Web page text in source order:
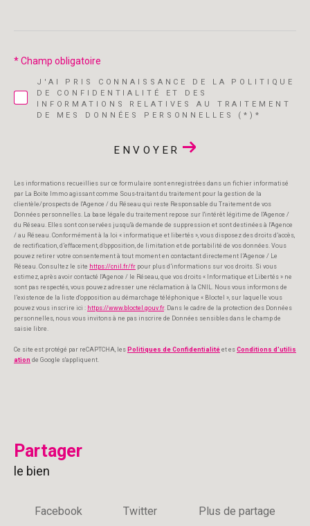
J'AI PRIS CONNAISSANCE DE LA POLITIQUE
DE CONFIDENTIALITÉ ET DES
INFORMATIONS RELATIVES AU TRAITEMENT
DE MES DONNÉES PERSONNELLES (*)*
* Champ obligatoire
ENVOYER
Les informations recueillies sur ce formulaire sont enregistrées dans un fichier informatisé
par La Boite Immo agissant comme Sous-traitant du traitement pour la gestion de la
clientèle/prospects de l'Agence / du Réseau qui reste Responsable du Traitement de vos
Données personnelles. La base légale du traitement repose sur l'intérêt légitime de l'Agence /
du Réseau. Elles sont conservées jusqu'à demande de suppression et sont destinées à l'Agence
/ au Réseau. Conformément à la loi « informatique et libertés », vous disposez des droits d’accès,
de rectification, d’effacement, d’opposition, de limitation et de portabilité de vos données. Vous
pouvez retirer votre consentement à tout moment en contactant directement l’Agence / Le
Réseau. Consultez le site https://cnil.fr/fr pour plus d’informations sur vos droits. Si vous
estimez, après avoir contacté l'Agence / le Réseau, que vos droits « Informatique et Libertés » ne
sont pas respectés, vous pouvez adresser une réclamation à la CNIL. Nous vous informons de
l’existence de la liste d'opposition au démarchage téléphonique « Bloctel », sur laquelle vous
pouvez vous inscrire ici : https://www.bloctel.gouv.fr. Dans le cadre de la protection des Données
personnelles, nous vous invitons à ne pas inscrire de Données sensibles dans le champ de
saisie libre.
Ce site est protégé par reCAPTCHA, les Politiques de Confidentialité et es Conditions d'utilis
ation de Google s'appliquent.
partager
le bien
Facebook Twitter Plus de partage